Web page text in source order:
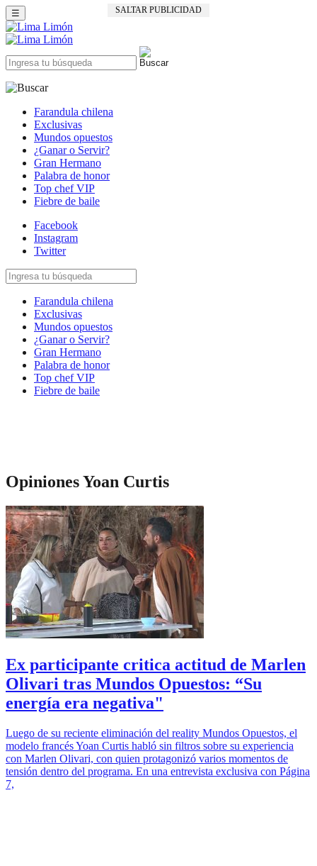
SALTAR PUBLICIDAD
☰
Farandula chilena
Exclusivas
Mundos opuestos
¿Ganar o Servir?
Gran Hermano
Palabra de honor
Top chef VIP
Fiebre de baile
Facebook
Instagram
Twitter
Farandula chilena
Exclusivas
Mundos opuestos
¿Ganar o Servir?
Gran Hermano
Palabra de honor
Top chef VIP
Fiebre de baile
Opiniones Yoan Curtis
Ex participante critica actitud de Marlen
Olivari tras Mundos Opuestos: “Su
energía era negativa"
Luego de su reciente eliminación del reality Mundos Opuestos, el
modelo francés Yoan Curtis habló sin filtros sobre su experiencia
con Marlen Olivari, con quien protagonizó varios momentos de
tensión dentro del programa. En una entrevista exclusiva con Página
7,